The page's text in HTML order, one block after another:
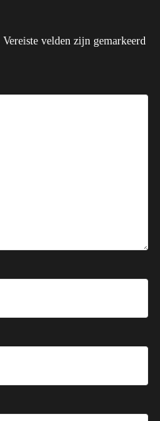
Vereiste velden zijn gemarkeerd